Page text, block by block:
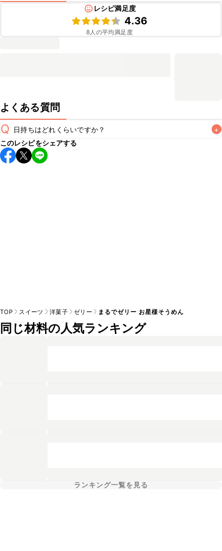
レシピ満足度
4.36
8人の平均満足度
よくある質問
Q 日持ちはどれくらいですか？ +
保存期間は冷蔵で当日中が目安です。なるべくお早めにお召
し上がりください。
このレシピをシェアする
TOP スイーツ 洋菓子 ゼリー まるでゼリー お星様そうめん
同じ材料の人気ランキング
ランキング一覧を見る